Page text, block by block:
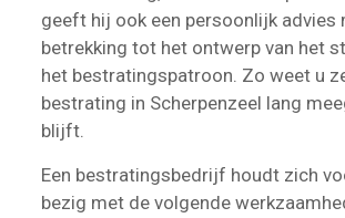
geeft hij ook een persoonlijk advies
betrekking tot het ontwerp van het
het bestratingspatroon. Zo weet u
bestrating in Scherpenzeel lang
blijft.
Een bestratingsbedrijf houdt zich
bezig met de volgende